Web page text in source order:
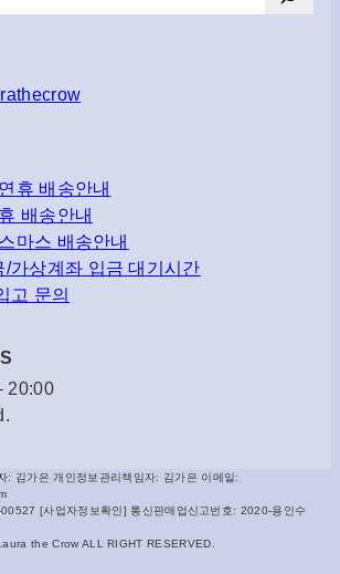
휴 배송안내
배송안내
마스 배송안내
/가상계좌 입금 대기시간
고 문의
20:00
: 김가은 개인정보관리책임자: 김가은 이메일:
[사업자정보확인] 통신판매업신고번호: 2020-용인수
the Crow ALL RIGHT RESERVED.